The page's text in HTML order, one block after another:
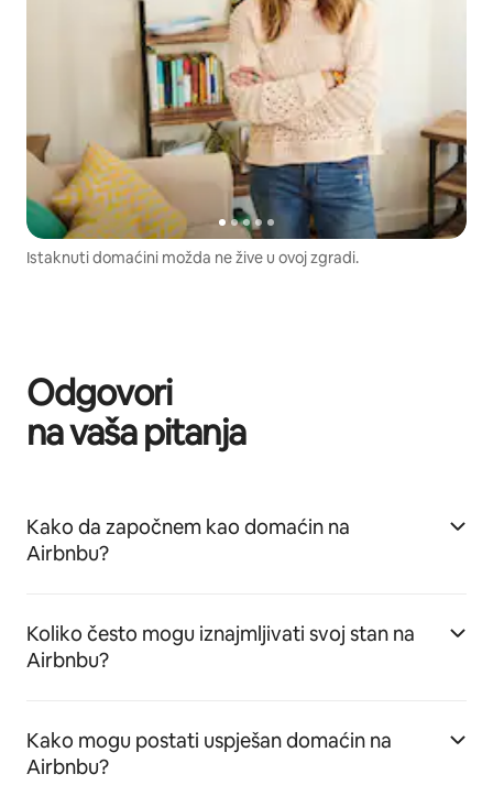
Istaknuti domaćini možda ne žive u ovoj zgradi.
Odgovori
na vaša pitanja
Kako da započnem kao domaćin na
Airbnbu?
Koliko često mogu iznajmljivati svoj stan na
Airbnbu?
Kako mogu postati uspješan domaćin na
Airbnbu?